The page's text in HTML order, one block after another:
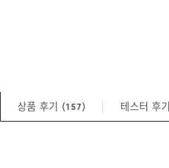
상품 후기 (157) 테스터 후기